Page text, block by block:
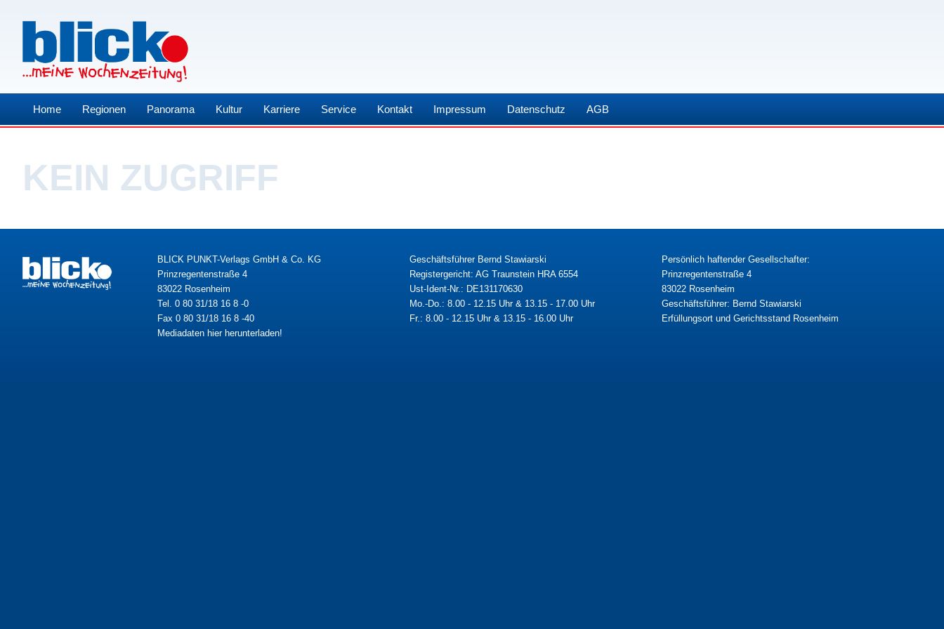
Home Regionen Panorama Kultur Karriere Service Kontakt Impressum Datenschutz AGB
KEIN ZUGRIFF
BLICK PUNKT-Verlags GmbH & Co. KG
Prinzregentenstraße 4
83022 Rosenheim
Tel. 0 80 31/18 16 8 -0
Fax 0 80 31/18 16 8 -40
Mediadaten hier herunterladen!
Geschäftsführer Bernd Stawiarski
Registergericht: AG Traunstein HRA 6554
Ust-Ident-Nr.: DE131170630
Mo.-Do.: 8.00 - 12.15 Uhr & 13.15 - 17.00 Uhr
Fr.: 8.00 - 12.15 Uhr & 13.15 - 16.00 Uhr
Persönlich haftender Gesellschafter:
Prinzregentenstraße 4
83022 Rosenheim
Geschäftsführer: Bernd Stawiarski
Erfüllungsort und Gerichtsstand Rosenheim